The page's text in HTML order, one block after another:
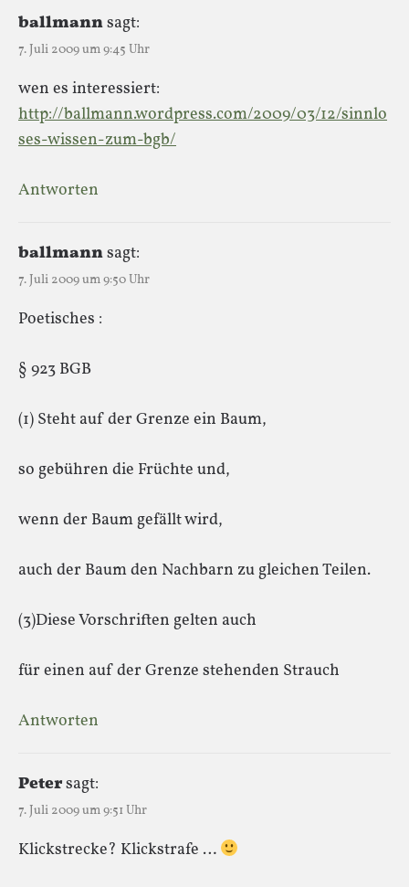
ballmannsagt:
7. Juli 2009 um 9:45 Uhr
wen es interessiert:
http://ballmann.wordpress.com/2009/03/12/sinnlo
ses-wissen-zum-bgb/
Antworten
ballmannsagt:
7. Juli 2009 um 9:50 Uhr
Poetisches :
§ 923 BGB
(1) Steht auf der Grenze ein Baum,
so gebühren die Früchte und,
wenn der Baum gefällt wird,
auch der Baum den Nachbarn zu gleichen Teilen.
(3)Diese Vorschriften gelten auch
für einen auf der Grenze stehenden Strauch
Antworten
Petersagt:
7. Juli 2009 um 9:51 Uhr
Klickstrecke? Klickstrafe …